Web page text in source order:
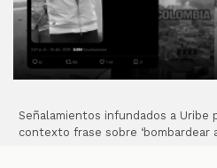
Señalamientos infundados a Uribe
contexto frase sobre ‘bombardear